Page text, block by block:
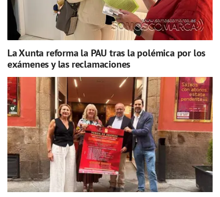
La Xunta reforma la PAU tras la polémica por los
exámenes y las reclamaciones